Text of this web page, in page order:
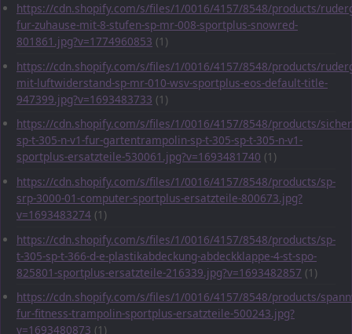
https://cdn.shopify.com/s/files/1/0016/4157/8548/products/
fur-zuhause-mit-8-stufen-sp-mr-008-sportplus-snowred-
801861.jpg?v=1774960853 (1)
https://cdn.shopify.com/s/files/1/0016/4157/8548/products/
mit-luftwiderstand-sp-mr-010-wsv-sportplus-eos-default-title-
947399.jpg?v=1693483733 (1)
https://cdn.shopify.com/s/files/1/0016/4157/8548/products/
sp-t-305-n-v1-fur-gartentrampolin-sp-t-305-sp-t-305-n-v1-
sportplus-ersatzteile-530061.jpg?v=1693481740 (1)
https://cdn.shopify.com/s/files/1/0016/4157/8548/products/sp-
srp-3000-01-computer-sportplus-ersatzteile-800673.jpg?
v=1693483274 (1)
https://cdn.shopify.com/s/files/1/0016/4157/8548/products/sp-
t-305-sp-t-366-d-e-plastikabdeckung-abdeckklappe-4-st-spo-
825801-sportplus-ersatzteile-216339.jpg?v=1693482857 (1)
https://cdn.shopify.com/s/files/1/0016/4157/8548/products/
fur-fitness-trampolin-sportplus-ersatzteile-500243.jpg?
v=1693480873 (1)